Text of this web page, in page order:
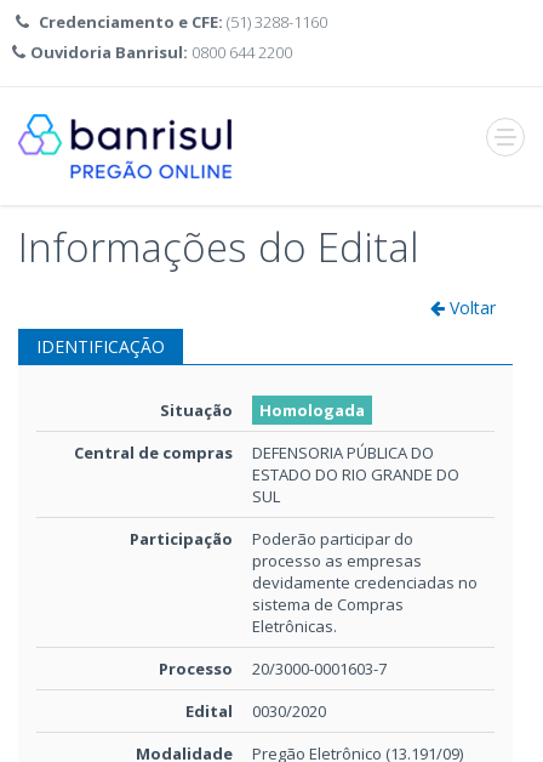
Credenciamento e CFE: (51) 3288-1160
Ouvidoria Banrisul: 0800 644 2200
Abrir
menu
Informações do Edital
Voltar
IDENTIFICAÇÃO
Situação
Homologada
Central de compras
DEFENSORIA PÚBLICA DO
ESTADO DO RIO GRANDE DO
SUL
Participação
Poderão participar do
processo as empresas
devidamente credenciadas no
sistema de Compras
Eletrônicas.
Processo
20/3000-0001603-7
Edital
0030/2020
Modalidade
Pregão Eletrônico (13.191/09)